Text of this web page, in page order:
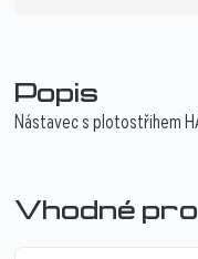
Popis
Nástavec s plotostřihem
Vhodné pro